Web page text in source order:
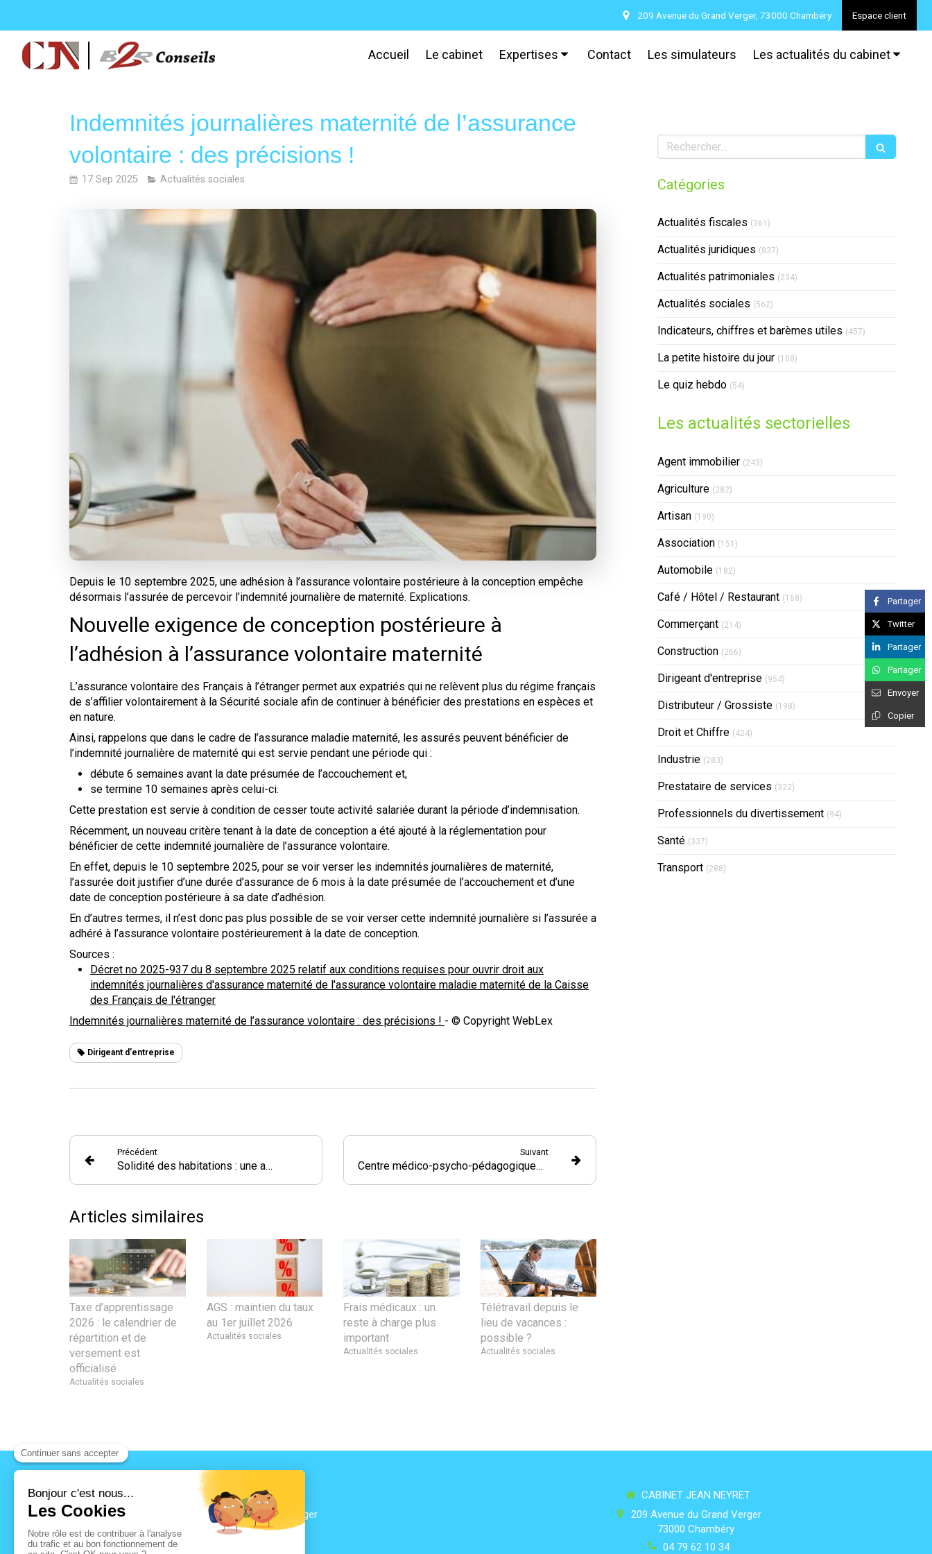
Espace client
209 Avenue du Grand Verger, 73000 Chambéry
Accueil Le cabinet Expertises Contact Les simulateurs Les actualités du cabinet
Indemnités journalières maternité de l’assurance
volontaire : des précisions !
17 Sep 2025 Actualités sociales
Depuis le 10 septembre 2025, une adhésion à l’assurance volontaire postérieure à la conception empêche
désormais l’assurée de percevoir l’indemnité journalière de maternité. Explications.
Nouvelle exigence de conception postérieure à
l’adhésion à l’assurance volontaire maternité
L’assurance volontaire des Français à l’étranger permet aux expatriés qui ne relèvent plus du régime français
de s’affilier volontairement à la Sécurité sociale afin de continuer à bénéficier des prestations en espèces et
en nature.
Ainsi, rappelons que dans le cadre de l’assurance maladie maternité, les assurés peuvent bénéficier de
l’indemnité journalière de maternité qui est servie pendant une période qui :
débute 6 semaines avant la date présumée de l’accouchement et,
se termine 10 semaines après celui-ci.
Cette prestation est servie à condition de cesser toute activité salariée durant la période d’indemnisation.
Récemment, un nouveau critère tenant à la date de conception a été ajouté à la réglementation pour
bénéficier de cette indemnité journalière de l’assurance volontaire.
En effet, depuis le 10 septembre 2025, pour se voir verser les indemnités journalières de maternité,
l’assurée doit justifier d’une durée d’assurance de 6 mois à la date présumée de l’accouchement et d’une
date de conception postérieure à sa date d’adhésion.
En d’autres termes, il n’est donc pas plus possible de se voir verser cette indemnité journalière si l’assurée a
adhéré à l’assurance volontaire postérieurement à la date de conception.
Sources :
Décret no 2025-937 du 8 septembre 2025 relatif aux conditions requises pour ouvrir droit aux
indemnités journalières d'assurance maternité de l'assurance volontaire maladie maternité de la Caisse
des Français de l'étranger
Indemnités journalières maternité de l’assurance volontaire : des précisions ! - © Copyright WebLex
Dirigeant d'entreprise
Précédent
Solidité des habitations : une aide financière en expérimentation
Suivant
Centre médico-psycho-pédagogiques : du nouveau concernant le rapport d’activité
Articles similaires
Taxe d’apprentissage
2026 : le calendrier de
répartition et de
versement est
officialisé
Actualités sociales
AGS : maintien du taux
au 1er juillet 2026
Actualités sociales
Frais médicaux : un
reste à charge plus
important
Actualités sociales
Télétravail depuis le
lieu de vacances :
possible ?
Actualités sociales
Partager
Twitter
Partager
Partager
Envoyer
Copier
Rechercher
Catégories
Actualités fiscales (361)
Actualités juridiques (837)
Actualités patrimoniales (234)
Actualités sociales (562)
Indicateurs, chiffres et barèmes utiles (457)
La petite histoire du jour (108)
Le quiz hebdo (54)
Les actualités sectorielles
Agent immobilier (243)
Agriculture (282)
Artisan (190)
Association (151)
Automobile (182)
Café / Hôtel / Restaurant (168)
Commerçant (214)
Construction (266)
Dirigeant d'entreprise (954)
Distributeur / Grossiste (198)
Droit et Chiffre (424)
Industrie (283)
Prestataire de services (322)
Professionnels du divertissement (94)
Santé (337)
Transport (288)
B2R CONSEILS
209 Avenue du Grand Verger
73000 Chambéry
CABINET JEAN NEYRET
209 Avenue du Grand Verger
73000 Chambéry
04 79 62 10 34